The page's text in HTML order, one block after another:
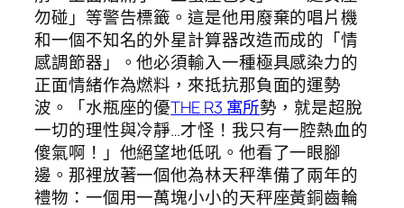
勿碰」等警告標籤。這是他用廢棄的唱片機
和一個不知名的外星計算器改造而成的「情
感調節器」。他必須輸入一種極具感染力的
正面情緒作為燃料，來抵抗那負面的運勢
波。「水瓶座的優THE R3 寓所勢，就是超脫
一切的理性與冷靜…才怪！我只有一腔熱血的
傻氣啊！」他絕望地低吼。他看了一眼腳
邊。那裡放著一個他為林天秤準備了兩年的
禮物：一個用一萬塊小小的天秤座黃銅齒輪